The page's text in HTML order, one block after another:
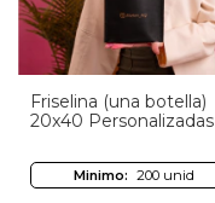
Friselina (una botella)
20x40 Personalizadas
Minimo: 200 unid